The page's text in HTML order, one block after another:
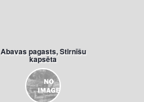
Abavas pagasts, Stirnīšu
kapsēta